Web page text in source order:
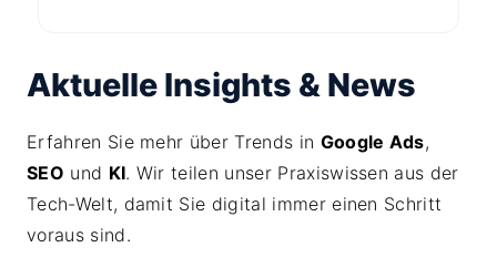
Aktuelle Insights & News
Erfahren Sie mehr über Trends in Google Ads,
SEO und KI. Wir teilen unser Praxiswissen aus der
Tech-Welt, damit Sie digital immer einen Schritt
voraus sind.